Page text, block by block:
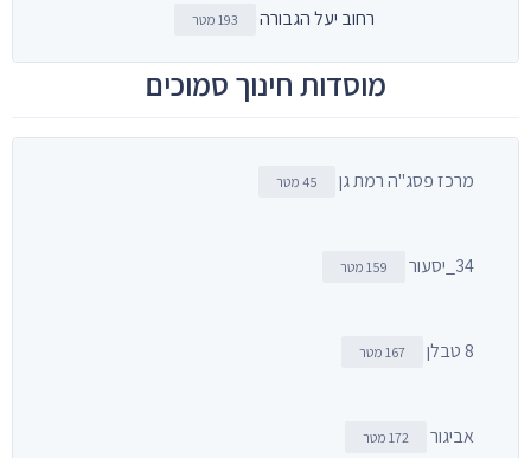
רחוב יעל הגבורה 193 מטר
מוסדות חינוך סמוכים
מרכז פסג"ה רמת גן 45 מטר
34_יסעור 159 מטר
8 טבלן 167 מטר
אביגור 172 מטר